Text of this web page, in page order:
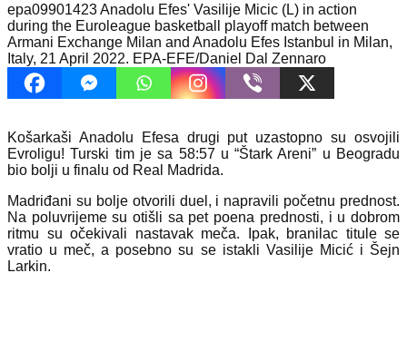
epa09901423 Anadolu Efes' Vasilije Micic (L) in action
during the Euroleague basketball playoff match between
Armani Exchange Milan and Anadolu Efes Istanbul in Milan,
Italy, 21 April 2022. EPA-EFE/Daniel Dal Zennaro
Košarkaši Anadolu Efesa drugi put uzastopno su osvojili
Evroligu! Turski tim je sa 58:57 u “Štark Areni” u Beogradu
bio bolji u finalu od Real Madrida.
Madriđani su bolje otvorili duel, i napravili početnu prednost.
Na poluvrijeme su otišli sa pet poena prednosti, i u dobrom
ritmu su očekivali nastavak meča. Ipak, branilac titule se
vratio u meč, a posebno su se istakli Vasilije Micić i Šejn
Larkin.